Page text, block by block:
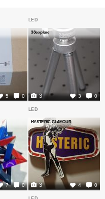
5 0
LED
38explore
3 0
3
7 0
LED
HYSTERIC GLAMOUR
4 0
3